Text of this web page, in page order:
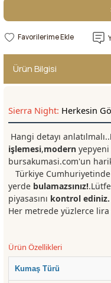
Ürün Bilgisi
Sierra Night: Herkesin
Hangi detayı anlatılmalı..
işlemesi,modern yepyeni
bursakumasi.com'un
Türkiye
yerde bulamazsınız!
piyasasını kontrol ediniz.
Her metrede yüzlerce
Ürün Özellikleri
Kumaş Türü